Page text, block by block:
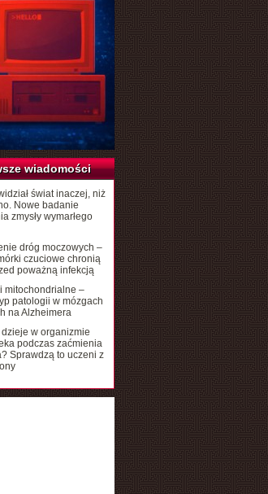
wiadomości
świat inaczej, niż
Nowe badanie
zmysły wymarłego
dróg moczowych –
czuciowe chronią
poważną infekcją
mitochondrialne –
patologii w mózgach
na Alzheimera
w organizmie
podczas zaćmienia
Sprawdzą to uczeni z